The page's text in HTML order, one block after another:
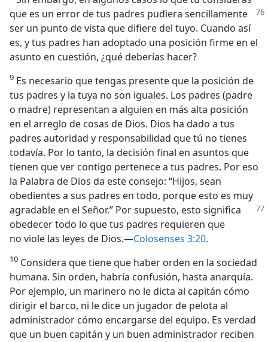
que es un error de tus padres pudiera sencillamente
ser un punto de vista que difiere del tuyo. Cuando así
es, y tus padres han adoptado una posición firme en el
asunto en cuestión, ¿qué deberías hacer?
9 Es necesario que tengas presente que la posición de
tus padres y la tuya no son iguales. Los padres (padre
o madre) representan a alguien en más alta posición
en el arreglo de cosas de Dios. Dios ha dado a tus
padres autoridad y responsabilidad que tú no tienes
todavía. Por lo tanto, la decisión final en asuntos que
tienen que ver contigo pertenece a tus padres. Por eso
la Palabra de Dios da este consejo: “Hijos, sean
obedientes a sus padres en todo, porque esto es muy
agradable en el Señor.” Por supuesto, esto significa
obedecer todo lo que tus padres requieren que
no viole las leyes de Dios.—Colosenses 3:20.
10 Considera que tiene que haber orden en la sociedad
humana. Sin orden, habría confusión, hasta anarquía.
Por ejemplo, un marinero no le dicta al capitán cómo
dirigir el barco, ni le dice un jugador de pelota al
administrador cómo encargarse del equipo. Es verdad
que un buen capitán y un buen administrador reciben